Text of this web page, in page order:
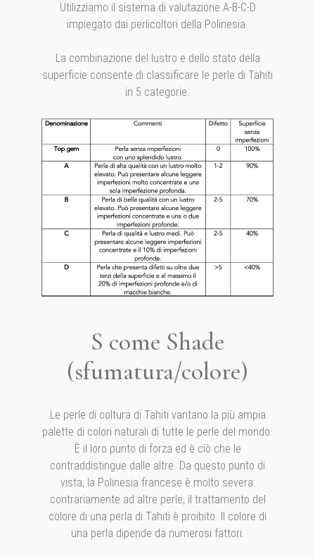
Utilizziamo il sistema di valutazione A-B-C-D
impiegato dai perlicoltori della Polinesia.
La combinazione del lustro e dello stato della
superficie consente di classificare le perle di Tahiti
in 5 categorie.
S come Shade
(sfumatura/colore)
Le perle di coltura di Tahiti vantano la più ampia
palette di colori naturali di tutte le perle del mondo.
È il loro punto di forza ed è ciò che le
contraddistingue dalle altre. Da questo punto di
vista, la Polinesia francese è molto severa:
contrariamente ad altre perle, il trattamento del
colore di una perla di Tahiti è proibito. Il colore di
una perla dipende da numerosi fattori.